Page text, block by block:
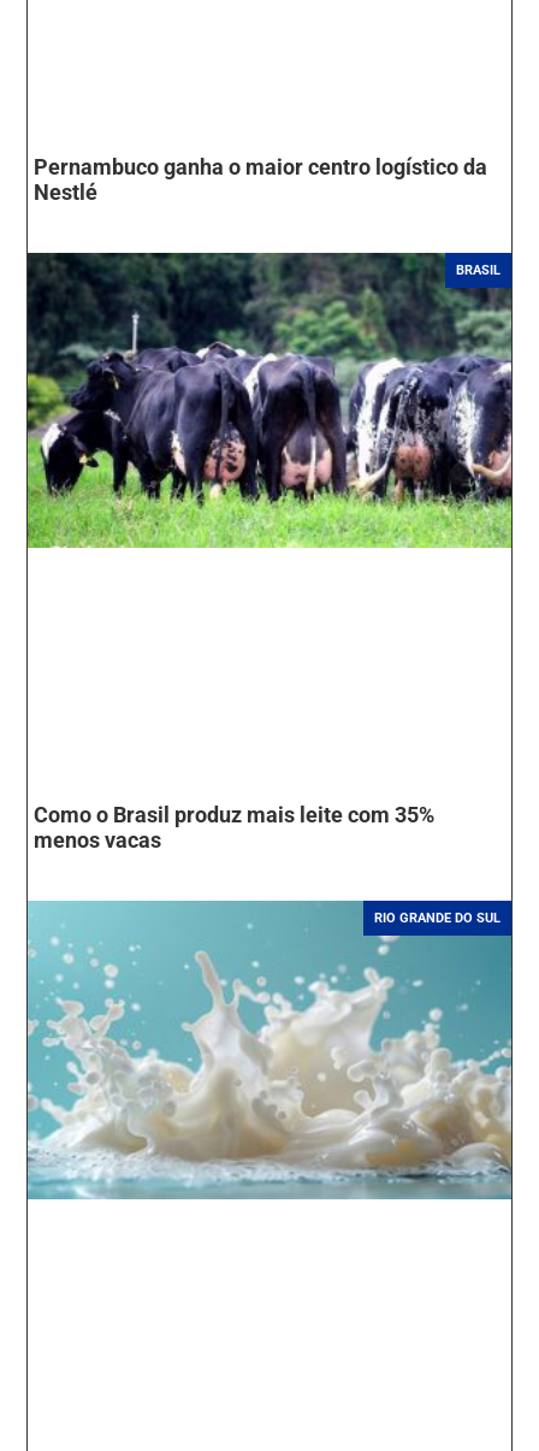
Pernambuco ganha o maior centro logístico da
Nestlé
BRASIL
Como o Brasil produz mais leite com 35%
menos vacas
RIO GRANDE DO SUL